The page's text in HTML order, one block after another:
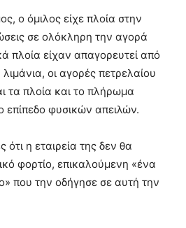
ο όμιλος είχε πλοία στην
σε ολόκληρη την αγορά
πλοία είχαν απαγορευτεί από
οι αγορές πετρελαίου
τα πλοία και το πλήρωμα
επίπεδο φυσικών απειλών.
ότι η εταιρεία της δεν θα
φορτίο, επικαλούμενη «ένα
που την οδήγησε σε αυτή την